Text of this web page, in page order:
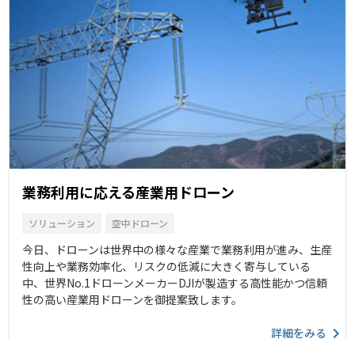
業務利用に応える産業用ドローン
ソリューション 空中ドローン
今日、ドローンは世界中の様々な産業で業務利用が進み、生産
性向上や業務効率化、リスクの低減に大きく寄与している
中、世界No.1ドローンメーカーDJIが製造する高性能かつ信頼
性の高い産業用ドローンを御提案致します。
詳細をみる